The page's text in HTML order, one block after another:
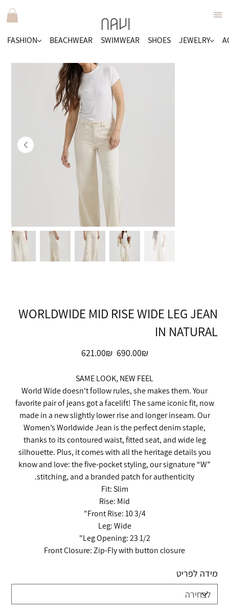
FASHION BEACHWEAR SWIMWEAR SHOES JEWELRY
WORLDWIDE MID RISE WIDE LEG JEAN
IN NATURAL
מקורי
‏690.00 ‏₪
מבצע
‏621.00 ‏₪
SAME LOOK, NEW FEEL
World Wide doesn't follow rules, she makes them. Your
favorite pair of jeans got a facelift! The same iconic fit, now
made in a new slightly lower rise and longer inseam. Our
Women’s Worldwide Jean is the perfect denim staple,
thanks to its contoured waist, fitted seat, and wide leg
silhouette. Plus, it comes with all the heritage details you
know and love: the five-pocket styling, our signature “W”
stitching, and a branded patch for authenticity.
Fit: Slim
Rise: Mid
Front Rise: 10 3/4"
Leg: Wide
Leg Opening: 23 1/2"
Front Closure: Zip-Fly with button closure
מידה לפריט